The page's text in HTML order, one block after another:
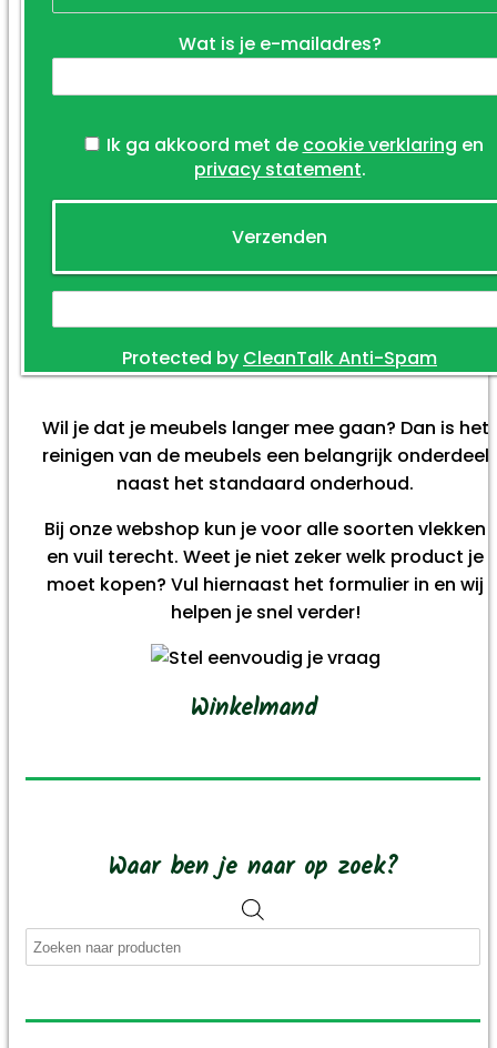
Wat is je e-mailadres?
Ik ga akkoord met de cookie verklaring en
privacy statement.
Protected by CleanTalk Anti-Spam
Wil je dat je meubels langer mee gaan? Dan is het
reinigen van de meubels een belangrijk onderdeel
naast het standaard onderhoud.
Bij onze webshop kun je voor alle soorten vlekken
en vuil terecht. Weet je niet zeker welk product je
moet kopen? Vul hiernaast het formulier in en wij
helpen je snel verder!
Winkelmand
Waar ben je naar op zoek?